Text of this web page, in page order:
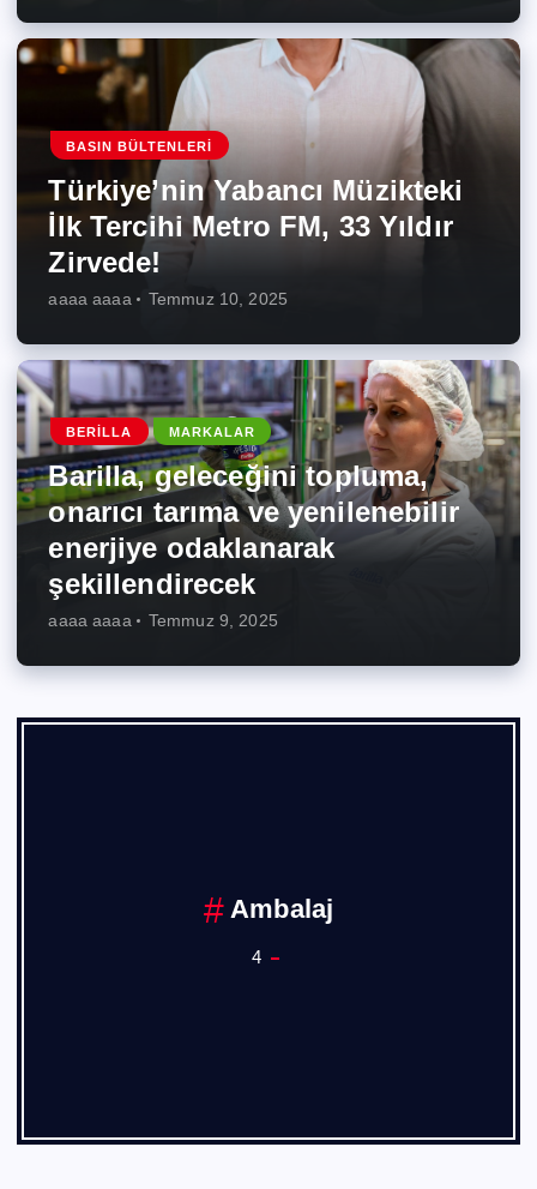
BASIN BÜLTENLERI
Türkiye’nin Yabancı Müzikteki
İlk Tercihi Metro FM, 33 Yıldır
Zirvede!
aaaa aaaa Temmuz 10, 2025
BERILLA MARKALAR
Barilla, geleceğini topluma,
onarıcı tarıma ve yenilenebilir
enerjiye odaklanarak
şekillendirecek
aaaa aaaa Temmuz 9, 2025
Ambalaj
4